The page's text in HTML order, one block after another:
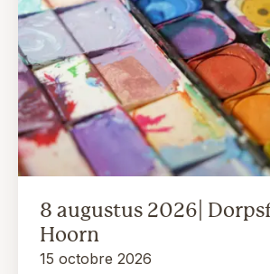
8 augustus 2026|
Hoorn
15 octobre 2026